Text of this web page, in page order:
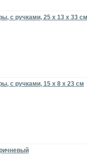
с ручками, 25 х 13 х 33 см
с ручками, 15 х 8 х 23 см